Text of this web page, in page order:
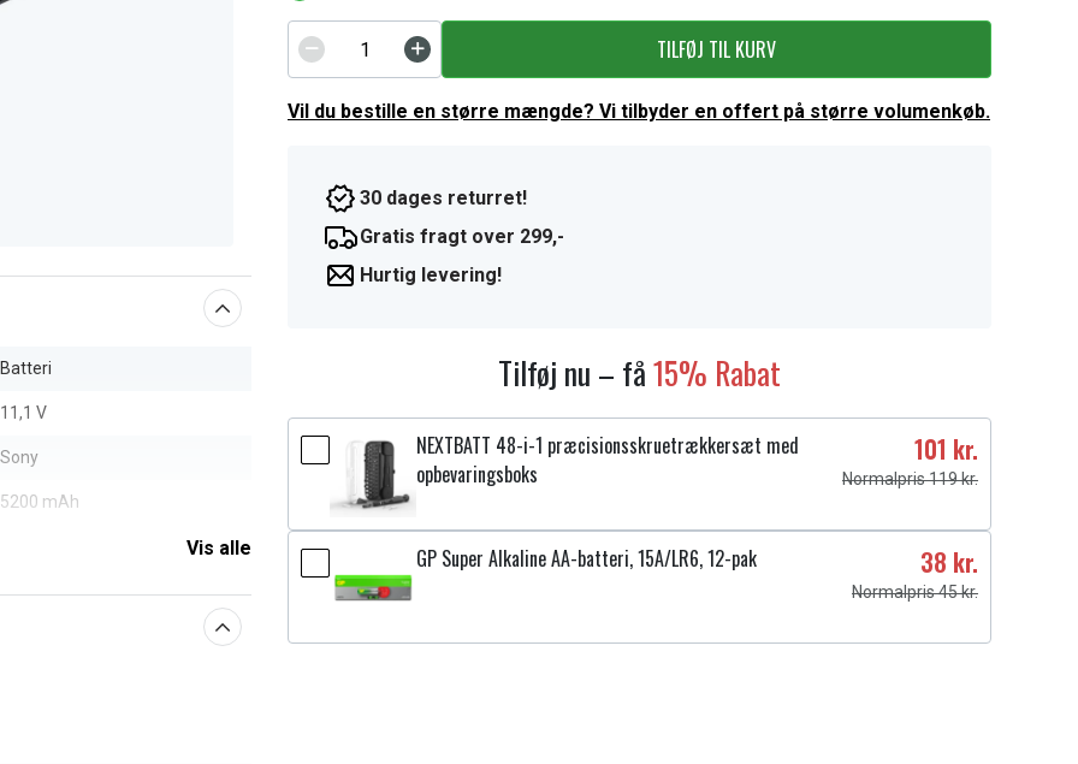
Batteri
11,1 V
Sony
5200 mAh
Vis alle
TILFØJ TIL KURV
Vil du bestille en større mængde? Vi tilbyder en offert på større volumenkøb.
30 dages returret!
Gratis fragt over 299,-
Hurtig levering!
Tilføj nu – få15% Rabat
NEXTBATT 48-i-1 præcisionsskruetrækkersæt med
opbevaringsboks
101 kr.
Normalpris 119 kr.
GP Super Alkaline AA-batteri, 15A/LR6, 12-pak 38 kr.
Normalpris 45 kr.